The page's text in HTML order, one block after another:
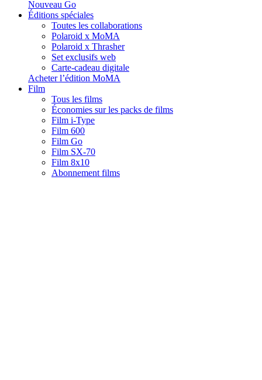
Nouveau Go
Éditions spéciales
Toutes les collaborations
Polaroid x MoMA
Polaroid x Thrasher
Set exclusifs web
Carte-cadeau digitale
Acheter l’édition MoMA
Film
Tous les films
Économies sur les packs de films
Film i-Type
Film 600
Film Go
Film SX-70
Film 8x10
Abonnement films